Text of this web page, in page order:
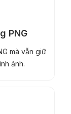
PNG
mà vẫn giữ
ảnh.